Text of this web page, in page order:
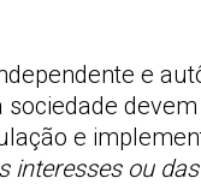
e
e
interesses ou